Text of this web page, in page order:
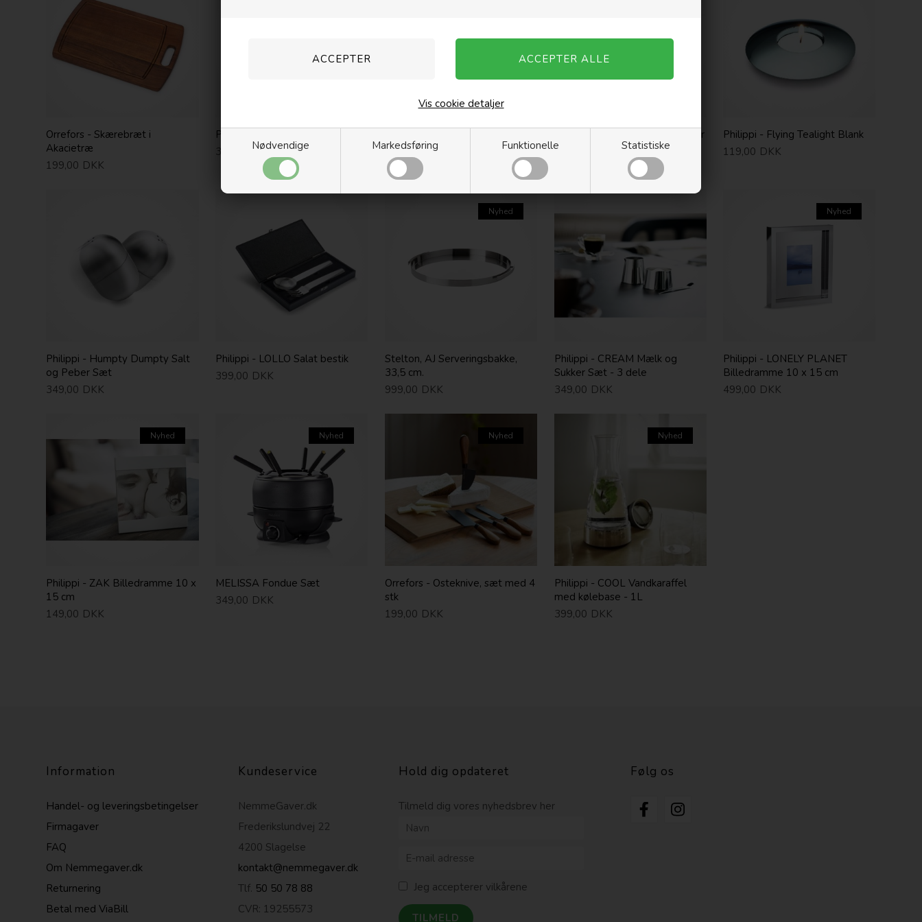
Nødvendige Markedsføring Funktionelle Statistiske
Vis cookie detaljer
Orrefors - Skærebræt i
Akacietræ
199,00 DKK
Philippi - DA NOTTE Lysestage
379,00
DKK
med 3 stk
349,00
DKK
Philippi - CUBO Tepotte-varmer
249,00
Philippi - Flying Tealight Blank
119,00 DKK
Philippi - Humpty Dumpty Salt
og Peber Sæt
349,00 DKK
Philippi - LOLLO Salat bestik
399,00 DKK
Nyhed
Stelton, AJ Serveringsbakke,
33,5 cm.
999,00 DKK
Philippi - CREAM Mælk og
Sukker Sæt - 3 dele
349,00 DKK
Nyhed
Philippi - LONELY PLANET
Billedramme 10 x 15 cm
499,00 DKK
Nyhed
Philippi - ZAK Billedramme 10 x
15 cm
149,00 DKK
Nyhed
MELISSA Fondue Sæt
349,00 DKK
Nyhed
Orrefors - Osteknive, sæt med 4
stk
199,00 DKK
Nyhed
Philippi - COOL Vandkaraffel
med kølebase - 1L
399,00 DKK
Information
Handel- og leveringsbetingelser
Firmagaver
FAQ
Om Nemmegaver.dk
Returnering
Betal med ViaBill
Kundeservice
NemmeGaver.dk
Frederikslundvej 22
4200 Slagelse
kontakt@nemmegaver.dk
Tlf. 50 50 78 88
CVR: 19255573
Hold dig opdateret
Tilmeld dig vores nyhedsbrev her
Jeg accepterer vilkårene
Følg os